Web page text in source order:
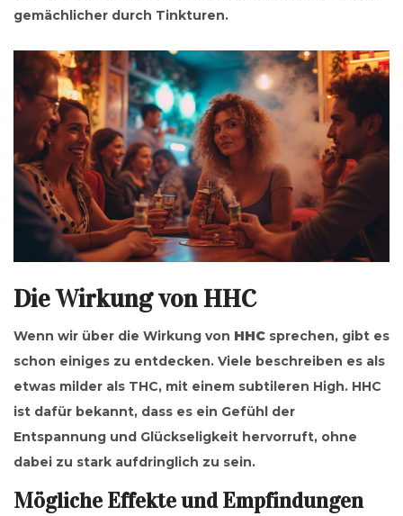
gemächlicher durch Tinkturen.
Die Wirkung von HHC
Wenn wir über die Wirkung von HHC sprechen, gibt es
schon einiges zu entdecken. Viele beschreiben es als
etwas milder als THC, mit einem subtileren High. HHC
ist dafür bekannt, dass es ein Gefühl der
Entspannung und Glückseligkeit hervorruft, ohne
dabei zu stark aufdringlich zu sein.
Mögliche Effekte und Empfindungen